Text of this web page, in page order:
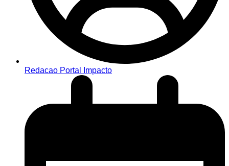
Redacao Portal Impacto